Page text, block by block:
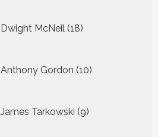
Dwight McNeil 18
producten
Anthony Gordon 10
producten
James Tarkowski 9
producten